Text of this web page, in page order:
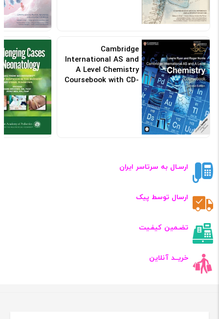
Cambridge
International AS and
A Level Chemistry
Coursebook with CD-
ارسـال به سرتاسر ایران
ارسال توسط پیک
تضـمین کیفـیت
خریــد آنلاین